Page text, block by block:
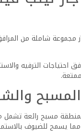
لراحة إضافية.
في المنتجع على
والفعاليات طوال
في الألعاب،
المصممة لتناسب جميع
المنتجع ليالي ذات
يضمن لجميع الضيوف،
على أنشطة تتناسب مع